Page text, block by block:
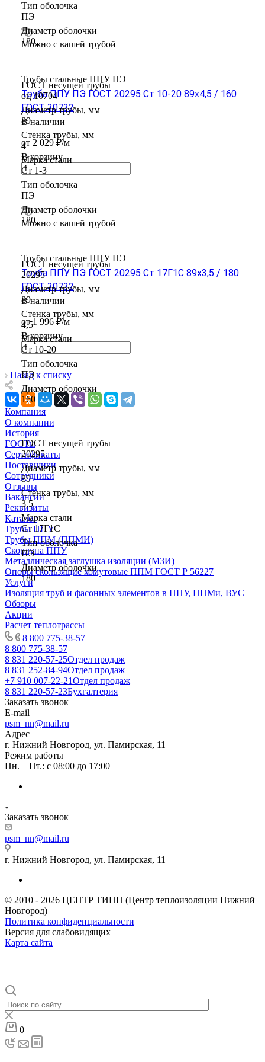
Тип оболочка
ПЭ
Диаметр оболочки
180
ГОСТ несущей трубы
оц 10704
Диаметр трубы, мм
89
Стенка трубы, мм
4
Марка стали
Ст 1-3
Тип оболочка
ПЭ
Диаметр оболочки
180
ГОСТ несущей трубы
20295
Диаметр трубы, мм
89
Стенка трубы, мм
4,5
Марка стали
Ст 10-20
Тип оболочка
ПЭ
Диаметр оболочки
160
Можно с вашей трубой
Трубы стальные ППУ ПЭ
Труба ППУ ПЭ ГОСТ 20295 Ст 10-20 89x4,5 / 160
ГОСТ 30732
В наличии
от 2 029 ₽/м
В корзину
ГОСТ несущей трубы
20295
Диаметр трубы, мм
89
Стенка трубы, мм
3,5
Марка стали
Ст 17Г1С
Тип оболочка
ПЭ
Диаметр оболочки
180
Можно с вашей трубой
Трубы стальные ППУ ПЭ
Труба ППУ ПЭ ГОСТ 20295 Ст 17Г1С 89x3,5 / 180
ГОСТ 30732
В наличии
от 1 996 ₽/м
В корзину
Назад к списку
Компания
О компании
История
ГОСТы
Сертификаты
Поставщики
Сотрудники
Отзывы
Вакансии
Реквизиты
Каталог
Трубы ППУ
Трубы ППМ (ППМИ)
Скорлупа ППУ
Металлическая заглушка изоляции (МЗИ)
Опоры скользящие хомутовые ППМ ГОСТ Р 56227
Услуги
Изоляция труб и фасонных элементов в ППУ, ППМи, ВУС
Обзоры
Акции
Расчет теплотрассы
8 800 775-38-57
8 800 775-38-57
8 831 220-57-25Отдел продаж
8 831 252-84-94Отдел продаж
+7 910 007-22-21Отдел продаж
8 831 220-57-23Бухгалтерия
Заказать звонок
E-mail
psm_nn@mail.ru
Адрес
г. Нижний Новгород, ул. Памирская, 11
Режим работы
Пн. – Пт.: с 08:00 до 17:00
Заказать звонок
psm_nn@mail.ru
г. Нижний Новгород, ул. Памирская, 11
© 2010 - 2026 ЦЕНТР ТИНН (Центр теплоизоляции Нижний
Новгород)
Политика конфиденциальности
Версия для слабовидящих
Карта сайта
0